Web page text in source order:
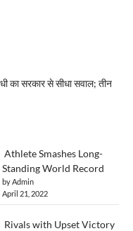
का सरकार से सीधा सवाल; तीन
Athlete Smashes Long-
Standing World Record
by Admin
April 21, 2022
Rivals with Upset Victory